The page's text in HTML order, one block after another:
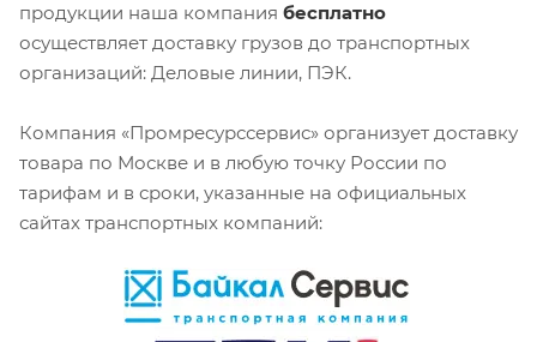
продукции наша компания бесплатно
осуществляет доставку грузов до транспортных
организаций: Деловые линии, ПЭК.
Компания «Промресурссервис» организует доставку
товара по Москве и в любую точку России по
тарифам и в сроки, указанные на официальных
сайтах транспортных компаний: